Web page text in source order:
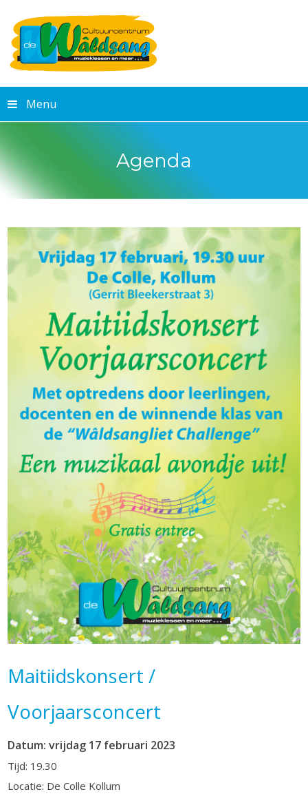
Menu
Agenda
Maitiidskonsert /
Voorjaarsconcert
Datum: vrijdag 17 februari 2023
Tijd: 19.30
Locatie: De Colle Kollum